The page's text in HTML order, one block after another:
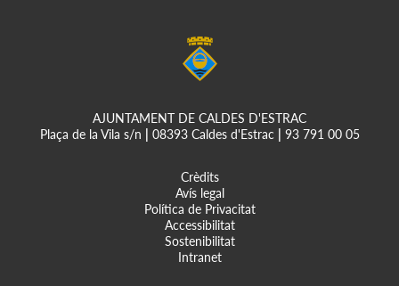
AJUNTAMENT DE CALDES D'ESTRAC
Plaça de la Vila s/n
08393 Caldes d'Estrac 93 791 00 05
Crèdits
Avís legal
Política de Privacitat
Accessibilitat
Sostenibilitat
Intranet